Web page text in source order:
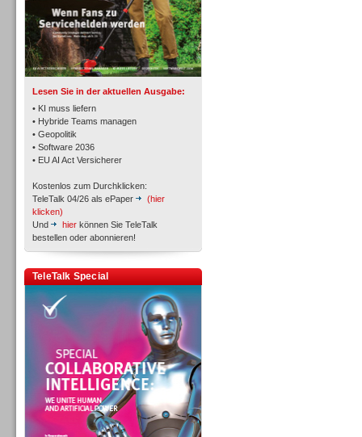
Lesen Sie in der aktuellen Ausgabe:
• KI muss liefern
• Hybride Teams managen
• Geopolitik
• Software 2036
• EU AI Act Versicherer
Kostenlos zum Durchklicken:
TeleTalk 04/26 als ePaper
(hier
klicken)
Und
hier können Sie TeleTalk
bestellen oder abonnieren!
TeleTalk Special
TK- und ACD-Systeme
Workforce-Management
Personal